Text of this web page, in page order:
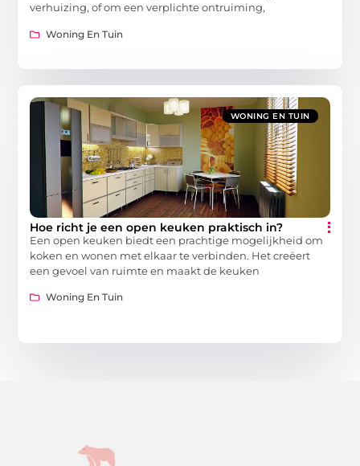
verhuizing, of om een verplichte ontruiming,
Woning En Tuin
WONING EN TUIN
Hoe richt je een open keuken praktisch in?
Een open keuken biedt een prachtige mogelijkheid om
koken en wonen met elkaar te verbinden. Het creëert
een gevoel van ruimte en maakt de keuken
Woning En Tuin